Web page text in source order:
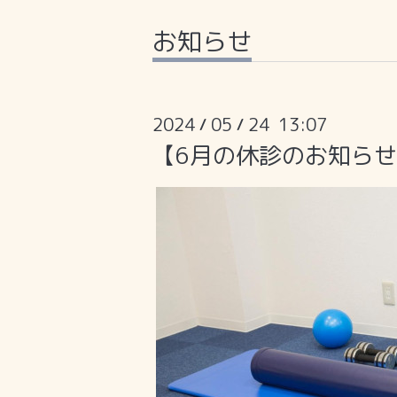
お知らせ
2024 / 05 / 24 13:07
【6月の休診のお知ら